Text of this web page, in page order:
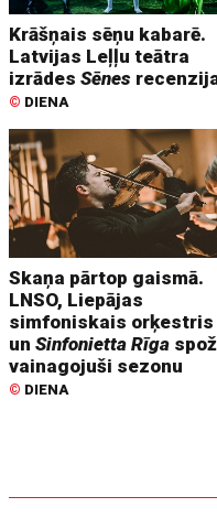
Krāšņais sēņu kabarē.
Latvijas Leļļu teātra
izrādesSēnes
© DIENA
Skaņa pārtop gaismā.
LNSO, Liepājas
simfoniskais orķestris
unSinfonietta Rīga
vainagojuši sezonu
© DIENA